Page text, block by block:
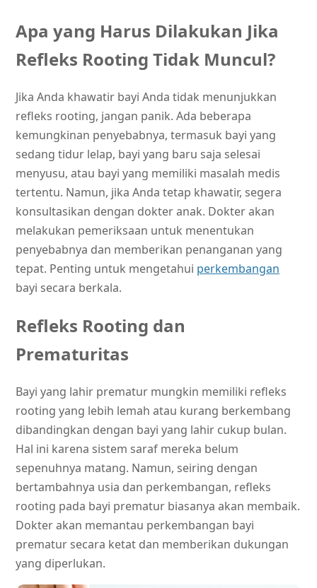
Apa yang Harus Dilakukan Jika
Refleks Rooting Tidak Muncul?
Jika Anda khawatir bayi Anda tidak menunjukkan
refleks rooting, jangan panik. Ada beberapa
kemungkinan penyebabnya, termasuk bayi yang
sedang tidur lelap, bayi yang baru saja selesai
menyusu, atau bayi yang memiliki masalah medis
tertentu. Namun, jika Anda tetap khawatir, segera
konsultasikan dengan dokter anak. Dokter akan
melakukan pemeriksaan untuk menentukan
penyebabnya dan memberikan penanganan yang
tepat. Penting untuk mengetahui perkembangan
bayi secara berkala.
Refleks Rooting dan
Prematuritas
Bayi yang lahir prematur mungkin memiliki refleks
rooting yang lebih lemah atau kurang berkembang
dibandingkan dengan bayi yang lahir cukup bulan.
Hal ini karena sistem saraf mereka belum
sepenuhnya matang. Namun, seiring dengan
bertambahnya usia dan perkembangan, refleks
rooting pada bayi prematur biasanya akan membaik.
Dokter akan memantau perkembangan bayi
prematur secara ketat dan memberikan dukungan
yang diperlukan.